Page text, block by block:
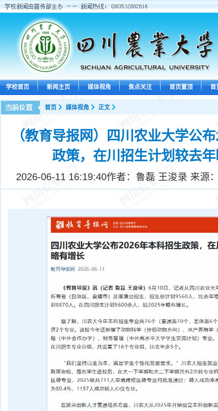
学校首页 新闻主页 媒体视角 焦点关注 首页置顶 首
首页 媒体视角 正文
（教育导报网）四川农业大学公
政策，在川招生计划较去
2026-06-11 16:19:40作者：鲁磊 王浚录 来源